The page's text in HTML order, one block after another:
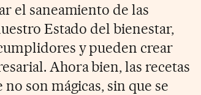
el saneamiento de las
Estado del bienestar,
y pueden crear
Ahora bien, las recetas
son mágicas, sin que se